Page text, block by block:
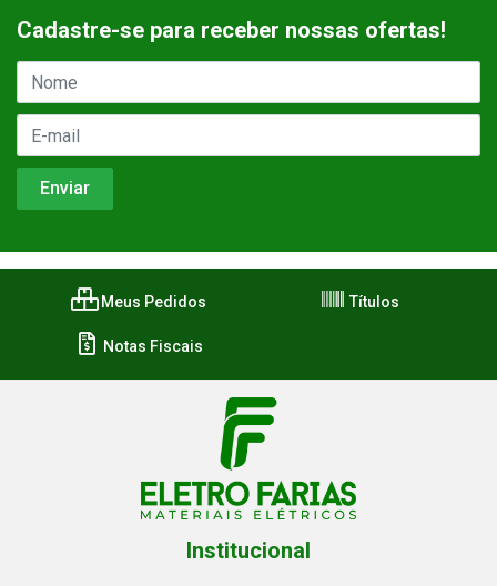
Cadastre-se para receber nossas ofertas!
Meus Pedidos Títulos
Notas Fiscais
Institucional